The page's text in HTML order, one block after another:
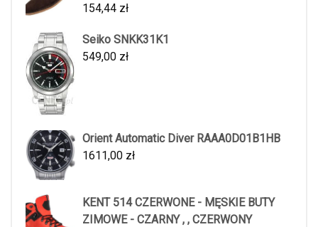
154,44 zł
Seiko SNKK31K1
549,00 zł
Orient Automatic Diver RAAA0D01B1HB
1611,00 zł
KENT 514 CZERWONE - MĘSKIE BUTY
ZIMOWE - CZARNY , , CZERWONY